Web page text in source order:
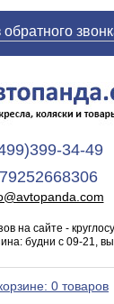
обратного
34-49
на сайте -
будни с 09-21,
0 товаров